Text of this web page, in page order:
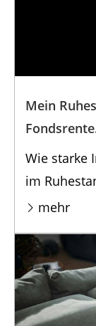
Mein
Wie starke
im
mehr